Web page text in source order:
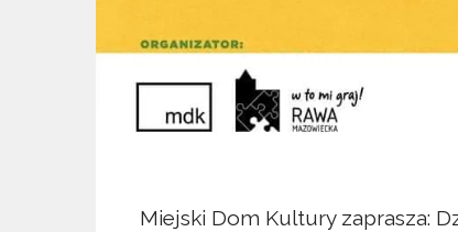
Miejski Dom Kultury zaprasza: